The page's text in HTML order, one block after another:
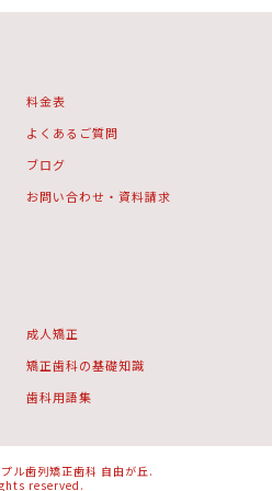
料金表
よくあるご質問
ブログ
お問い合わせ・資料請求
成人矯正
矯正歯科の基礎知識
歯科用語集
ル歯列矯正歯科 自由が丘.
reserved.